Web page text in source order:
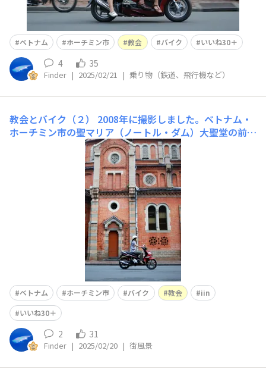
ベトナム ホーチミン市 教会 バイク いいね30＋
4 35
Finder | 2025/02/21 | 乗り物（鉄道、飛行機など）
教会とバイク（２）
2008年に撮影しました。ベトナム・
ホーチミン市の聖マリア（ノートル・ダム）大聖堂の前を
通るバイクです。教会は歴史的遺産、観光地となっていま
すが、この前をバイクで通る人は、お祈りにに来ている
人、その雰囲気を味わいたい人、生活道路として通ってい
る人、様々な様です。昨日の作品（教会とバイク | PHOT
ベトナム ホーチミン市 バイク 教会
iin
いいね30＋
2 31
Finder | 2025/02/20 | 街風景